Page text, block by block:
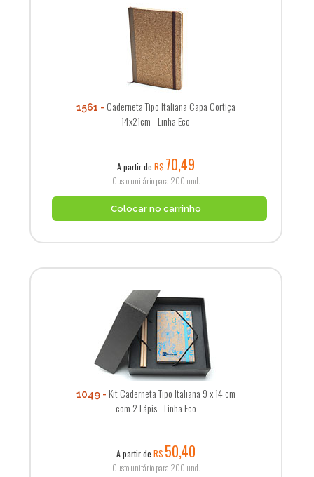
1561
Caderneta Tipo Italiana Capa Cortiça
14x21cm - Linha Eco
A partir de R$ 70,49
Custo unitário para 200 und.
Colocar no carrinho
1049
Kit Caderneta Tipo Italiana 9 x 14 cm
com 2 Lápis - Linha Eco
A partir de R$ 50,40
Custo unitário para 200 und.